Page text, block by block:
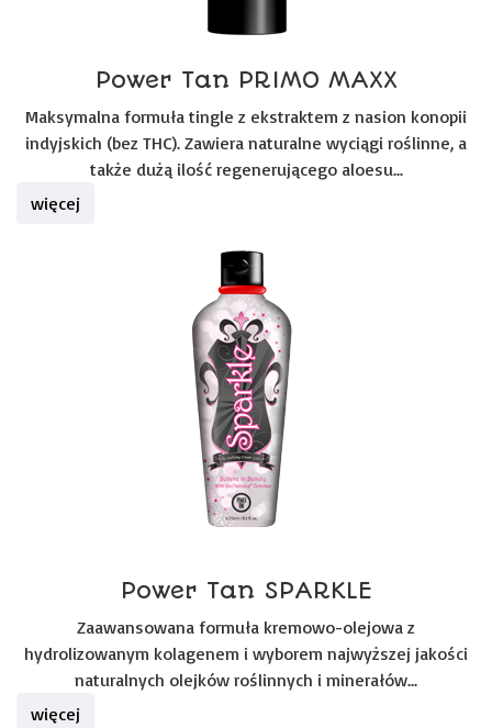
Power Tan PRIMO MAXX
Maksymalna formuła tingle z ekstraktem z nasion konopii
indyjskich (bez THC). Zawiera naturalne wyciągi roślinne, a
także dużą ilość regenerującego aloesu...
więcej
Power Tan SPARKLE
Zaawansowana formuła kremowo-olejowa z
hydrolizowanym kolagenem i wyborem najwyższej jakości
naturalnych olejków roślinnych i minerałów...
więcej